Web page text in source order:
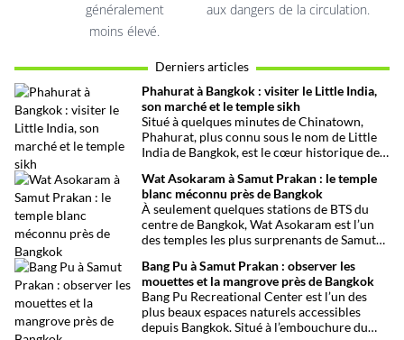
généralement
moins élevé.
aux dangers de la circulation.
Derniers articles
Phahurat à Bangkok : visiter le Little India,
son marché et le temple sikh
Situé à quelques minutes de Chinatown,
Phahurat, plus connu sous le nom de Little
India de Bangkok, est le cœur historique de
capitale thaïlandaise. Entre son célèbre
marché aux tissus, ses restaurants
traditionnels, ses épiceries et son
impressionnant temple sikh, ce quartier
offre une immersion dépaysante au cœur de
Bangkok.
Wat Asokaram à Samut Prakan : le temple
blanc méconnu près de Bangkok
À seulement quelques stations de BTS du
centre de Bangkok, Wat Asokaram est l’un
des temples les plus surprenants de Samut
de l’architecture birmane, son atmosphère
paisible et son importance dans la pratique
de la méditation, il offre une excursion
originale loin des circuits touristiques
habituels.
Bang Pu à Samut Prakan : observer les
mouettes et la mangrove près de Bangkok
Bang Pu Recreational Center est l’un des
plus beaux espaces naturels accessibles
depuis Bangkok. Situé à l’embouchure du